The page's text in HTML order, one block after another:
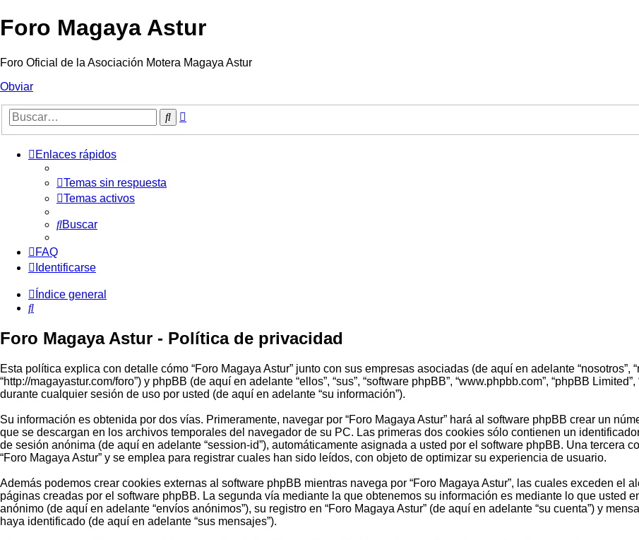
Foro Magaya Astur
Foro Oficial de la Asociación Motera Magaya Astur
Obviar
Buscar
Enlaces rápidos
Temas sin respuesta
Temas activos
Buscar
FAQ
Identificarse
Índice general
Buscar
Foro Magaya Astur - Política de privacidad
Esta política explica con detalle cómo “Foro Magaya Astur” junto con sus empresas asociadas (de aquí en adelante “nosotros”,
“http://magayastur.com/foro”) y phpBB (de aquí en adelante “ellos”, “sus”, “software phpBB”, “www.phpbb.com”, “phpBB
durante cualquier sesión de uso por usted (de aquí en adelante “su información”).
Su información es obtenida por dos vías. Primeramente, navegar por “Foro Magaya Astur” hará al software phpBB crear un
que se descargan en los archivos temporales del navegador de su PC. Las primeras dos cookies sólo contienen un
de sesión anónima (de aquí en adelante “session-id”), automáticamente asignada a usted por el software phpBB. Una tercera
“Foro Magaya Astur” y se emplea para registrar cuales han sido leídos, con objeto de optimizar su experiencia de usuario.
Además podemos crear cookies externas al software phpBB mientras navega por “Foro Magaya Astur”, las cuales exceden el
páginas creadas por el software phpBB. La segunda vía mediante la que obtenemos su información es mediante lo que usted
anónimo (de aquí en adelante “envíos anónimos”), su registro en “Foro Magaya Astur” (de aquí en adelante “su cuenta”) y
haya identificado (de aquí en adelante “sus mensajes”).